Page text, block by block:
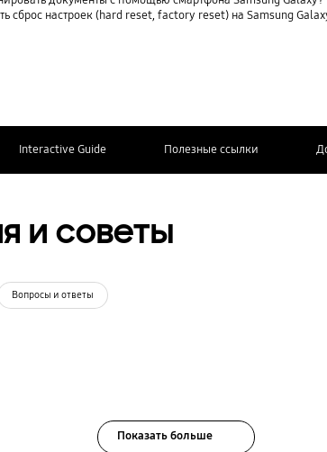
сброс настроек (hard reset, factory reset) на Samsung
Interactive Guide Полезные ссылки
и советы
Вопросы и ответы
Показать больше